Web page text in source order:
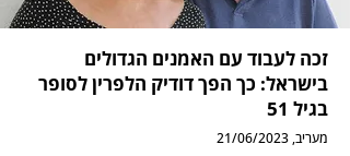
זכה לעבוד עם האמנים הגדולים
בישראל: כך הפך דודיק הלפרין לסופר
בגיל 51
מעריב, 21/06/2023